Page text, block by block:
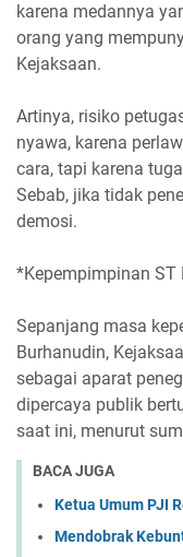
karena medannya
orang yang
Kejaksaan.
Artinya, risiko
nyawa, karena
cara, tapi karena
Sebab, jika tidak
demosi.
*Kepempimpinan ST
Sepanjang masa
Burhanudin,
sebagai aparat
dipercaya publik
saat ini, menurut
BACA JUGA
Ketua Umum PJI
Mendobrak